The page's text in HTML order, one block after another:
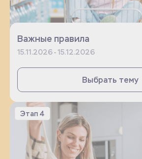
Важные правила
15.11.2026 - 15.12.2026
Выбрать тему
Этап 4